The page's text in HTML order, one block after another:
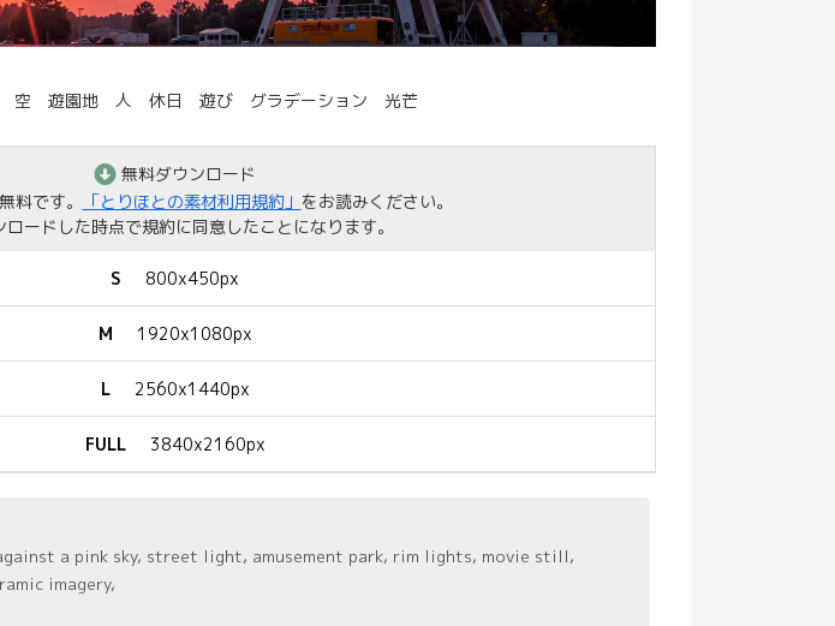
遊園地 人 休日 遊び グラデーション 光芒
無料ダウンロード
料です。
「とりほとの素材利用規約」 をお読みください。
ロードした時点で規約に同意したことになります。
S 800x450px
M 1920x1080px
L 2560x1440px
FULL 3840x2160px
a pink sky, street light, amusement park, rim lights, movie still,
imagery,